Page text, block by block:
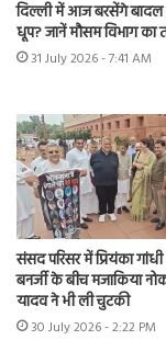
दिल्ली में आज बरसेंगे बादल
धूप? जानें मौसम विभाग का
31 July 2026 - 7:41 AM
संसद परिसर में प्रियंका
बनर्जी के बीच मजाकिया
यादव ने भी ली चुटकी
30 July 2026 - 2:22 PM